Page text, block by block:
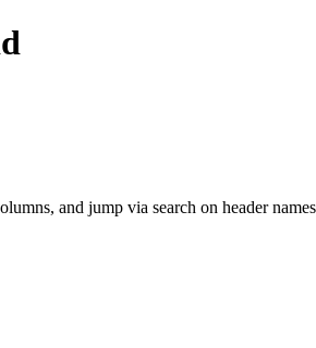
and jump via search on header